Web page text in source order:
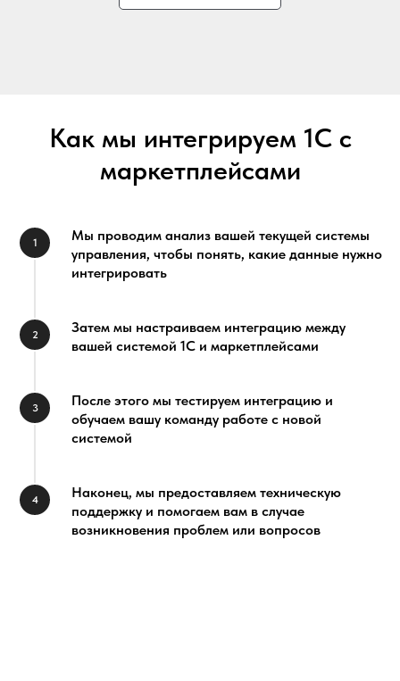
Как мы интегрируем 1С с
маркетплейсами
1
Мы проводим анализ вашей текущей системы
управления, чтобы понять, какие данные нужно
интегрировать
2
Затем мы настраиваем интеграцию между
вашей системой 1С и маркетплейсами
3
После этого мы тестируем интеграцию и
обучаем вашу команду работе с новой
системой
4
Наконец, мы предоставляем техническую
поддержку и помогаем вам в случае
возникновения проблем или вопросов